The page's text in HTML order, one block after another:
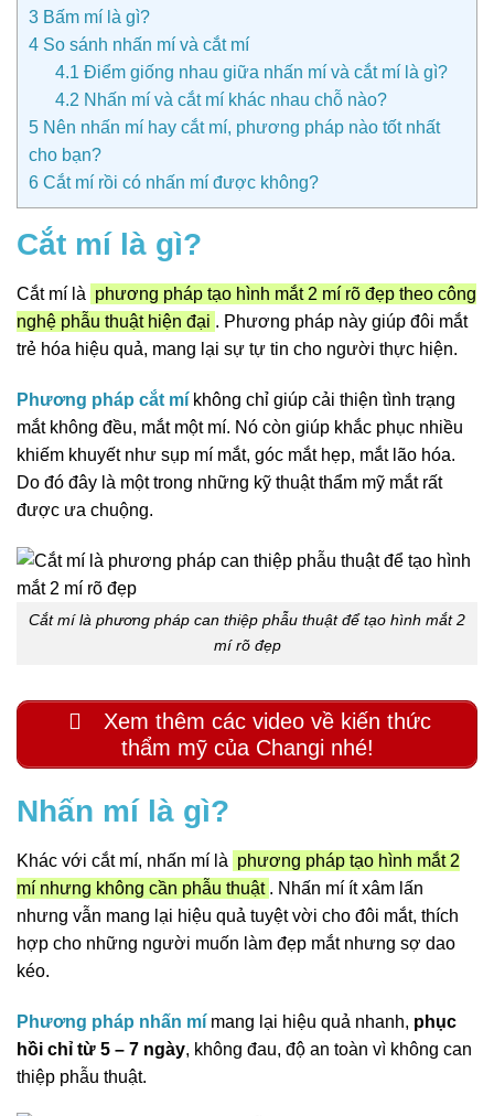
3 Bấm mí là gì?
4 So sánh nhấn mí và cắt mí
4.1 Điểm giống nhau giữa nhấn mí và cắt mí là gì?
4.2 Nhấn mí và cắt mí khác nhau chỗ nào?
5 Nên nhấn mí hay cắt mí, phương pháp nào tốt nhất
cho bạn?
6 Cắt mí rồi có nhấn mí được không?
Cắt mí là gì?
Cắt mí là phương pháp tạo hình mắt 2 mí rõ đẹp theo công
nghệ phẫu thuật hiện đại . Phương pháp này giúp đôi mắt
trẻ hóa hiệu quả, mang lại sự tự tin cho người thực hiện.
Phương pháp cắt mí không chỉ giúp cải thiện tình trạng
mắt không đều, mắt một mí. Nó còn giúp khắc phục nhiều
khiếm khuyết như sụp mí mắt, góc mắt hẹp, mắt lão hóa.
Do đó đây là một trong những kỹ thuật thẩm mỹ mắt rất
được ưa chuộng.
Cắt mí là phương pháp can thiệp phẫu thuật để tạo hình mắt 2
mí rõ đẹp
Xem thêm các video về kiến thức
thẩm mỹ của Changi nhé!
Nhấn mí là gì?
Khác với cắt mí, nhấn mí là phương pháp tạo hình mắt 2
mí nhưng không cần phẫu thuật . Nhấn mí ít xâm lấn
nhưng vẫn mang lại hiệu quả tuyệt vời cho đôi mắt, thích
hợp cho những người muốn làm đẹp mắt nhưng sợ dao
kéo.
Phương pháp nhấn mí mang lại hiệu quả nhanh, phục
hồi chỉ từ 5 – 7 ngày, không đau, độ an toàn vì không can
thiệp phẫu thuật.